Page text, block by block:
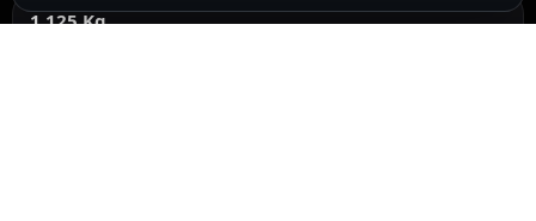
1.125 Kg